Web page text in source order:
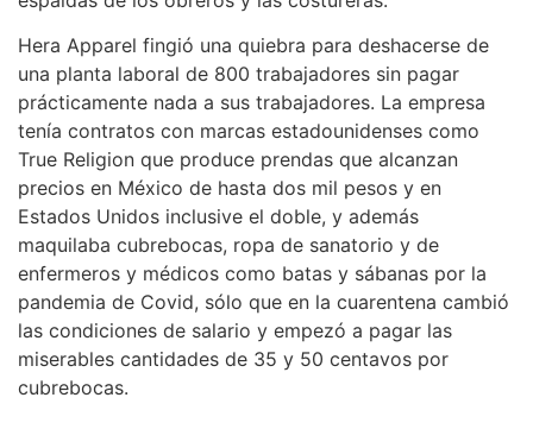
Hera Apparel fingió una quiebra para deshacerse de
una planta laboral de 800 trabajadores sin pagar
prácticamente nada a sus trabajadores. La empresa
tenía contratos con marcas estadounidenses como
True Religion que produce prendas que alcanzan
precios en México de hasta dos mil pesos y en
Estados Unidos inclusive el doble, y además
maquilaba cubrebocas, ropa de sanatorio y de
enfermeros y médicos como batas y sábanas por la
pandemia de Covid, sólo que en la cuarentena cambió
las condiciones de salario y empezó a pagar las
miserables cantidades de 35 y 50 centavos por
cubrebocas.